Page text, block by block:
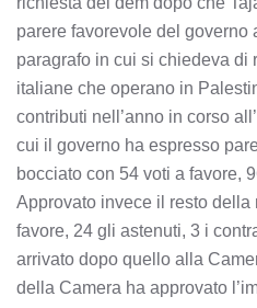
parere favorevole del governo
paragrafo in cui si chiedeva di
italiane che operano in
contributi nell’anno in corso
cui il governo ha espresso
bocciato con 54 voti a favore,
Approvato invece il resto della
favore, 24 gli astenuti, 3 i
arrivato dopo quello alla
della Camera ha approvato